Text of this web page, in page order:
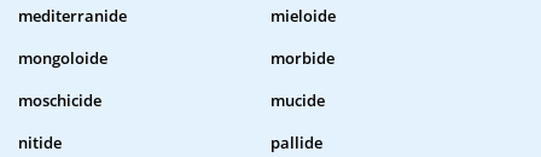
mediterranide
mieloide
mongoloide
morbide
moschicide
mucide
nitide
pallide